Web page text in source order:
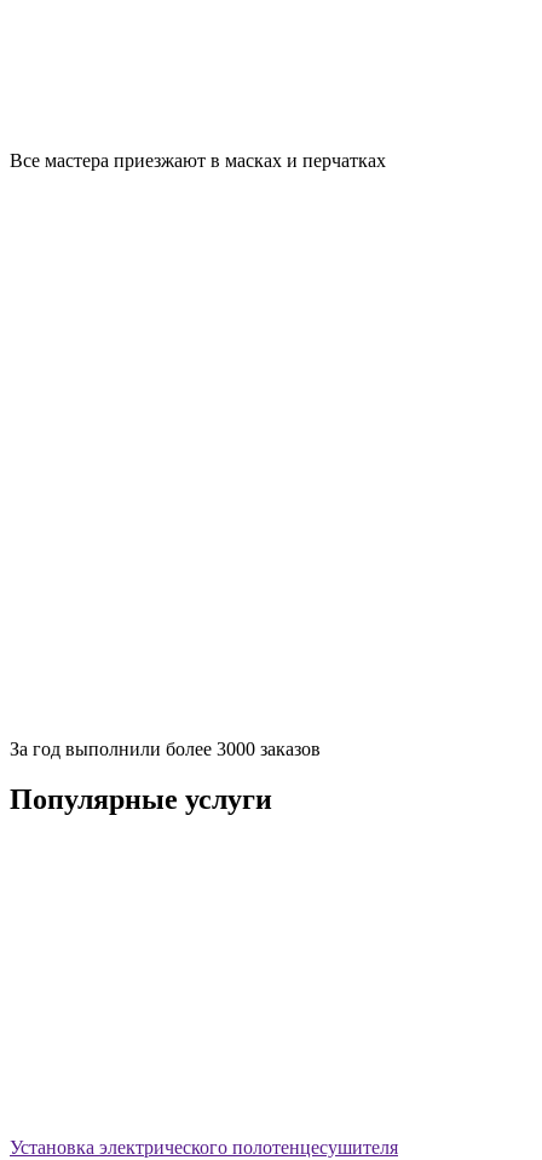
Все мастера приезжают в масках и перчатках
За год выполнили более 3000 заказов
Популярные услуги
Установка электрического полотенцесушителя